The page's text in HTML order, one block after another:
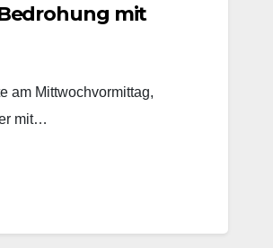
mit
am Mittwochvormittag,
mit…